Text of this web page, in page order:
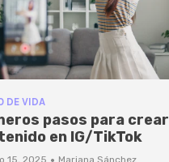
DE VIDA
pasos para crear
en IG/TikTok